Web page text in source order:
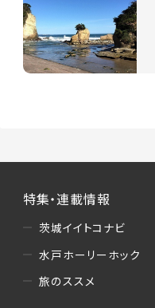
特集・連載情報
茨城イイトコナビ
水戸ホーリーホック
旅のススメ